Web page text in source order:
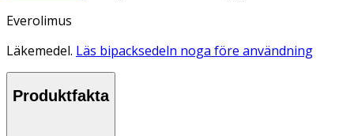
Everolimus
Läkemedel. Läs bipacksedeln noga före användning
Produktfakta